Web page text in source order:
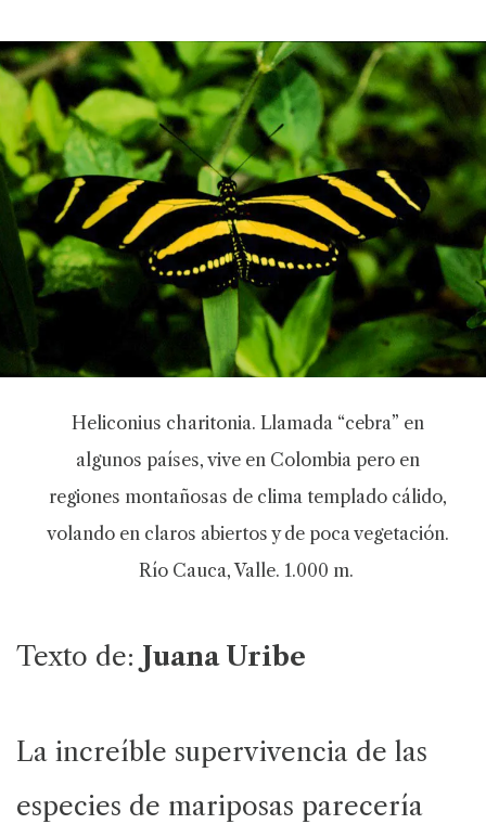
Heliconius charitonia. Llamada “cebra” en
algunos países, vive en Colombia pero en
regiones montañosas de clima templado cálido,
volando en claros abiertos y de poca vegetación.
Río Cauca, Valle. 1.000 m.
Texto de: Juana Uribe
La increíble supervivencia de las
especies de mariposas parecería